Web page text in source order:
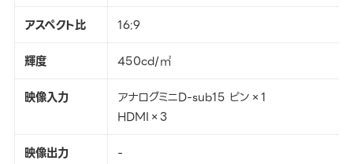
アスペクト比
16:9
輝度
450cd/㎡
映像入力
アナログミニD-sub15 ピン×1
HDMI×3
映像出力
-